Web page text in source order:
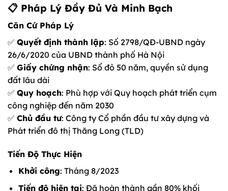
📋 Pháp Lý Đầy Đủ Và Minh Bạch
Căn Cứ Pháp Lý
✅ Quyết định thành lập: Số 2798/QĐ-UBND ngày
26/6/2020 của UBND thành phố Hà Nội
✅ Giấy chứng nhận: Sổ đỏ 50 năm, quyền sử dụng
đất lâu dài
✅ Quy hoạch: Phù hợp với Quy hoạch phát triển cụm
công nghiệp đến năm 2030
✅ Chủ đầu tư: Công ty Cổ phần đầu tư xây dựng và
Phát triển đô thị Thăng Long (TLD)
Tiến Độ Thực Hiện
Khởi công: Tháng 8/2023
Tiến độ hiện tại: Đã hoàn thành gần 80% khối